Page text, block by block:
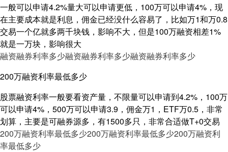
一般可以申请4.2%量大可以申请更低，100万可以申请4%，现
在主要成本就是利息，佣金已经没什么容易了，比如万1和万0.8
交易一个亿就多两千块钱，影响不大，但是100万融资相差1%
就是一万块，影响很大
融资融券利率多少融资融券利率多少融资融券利率多少
200万融资利率最低多少
股票融资利率一般要看资产量，不限量可以申请到4.2%，100万
可以申请4%，500万可以申请3.9，佣金万1，ETF万0.5，非常
划算，主要是可融券源多，有1500多只，非常合适做T+0交易
200万融资利率最低多少200万融资利率最低多少200万融资利
率最低多少